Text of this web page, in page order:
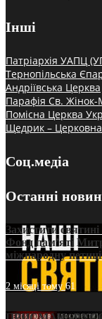
Інші
Патріархія УАПЦ
Тернопільська
Андріївська Церква
Парафія Св.
Помісна Церква
Щедрик –
Соц.медіа
Останні
Захистити
Фонд пам’яті
міжнародну
2 місяці тому61